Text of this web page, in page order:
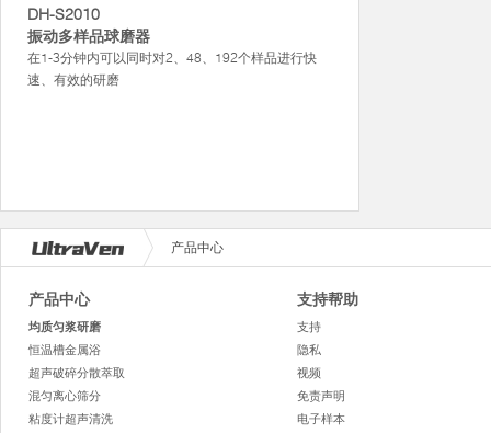
DH-S2010
振动多样品球磨器
在1-3分钟内可以同时对2、48、192个样品进行快
速、有效的研磨
产品中心
产品中心
均质匀浆研磨
恒温槽金属浴
超声破碎分散萃取
混匀离心筛分
粘度计超声清洗
支持帮助
支持
隐私
视频
免责声明
电子样本